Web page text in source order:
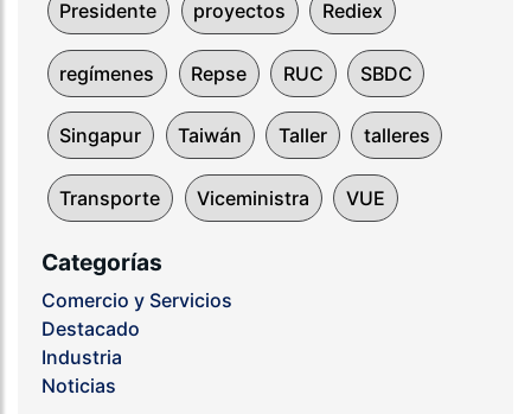
Presidente proyectos Rediex
regímenes Repse RUC SBDC
Singapur Taiwán Taller talleres
Transporte Viceministra VUE
Categorías
Comercio y Servicios
Destacado
Industria
Noticias